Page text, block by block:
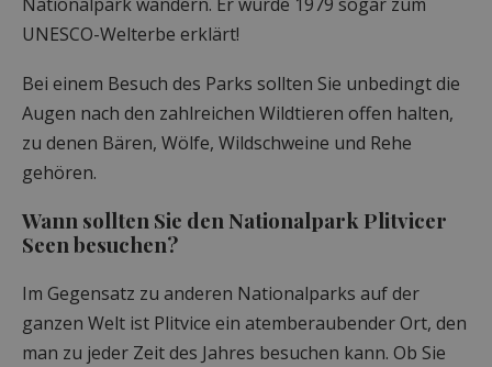
UNESCO-Welterbe erklärt!
Bei einem Besuch des Parks sollten Sie unbedingt die
Augen nach den zahlreichen Wildtieren offen halten,
zu denen Bären, Wölfe, Wildschweine und Rehe
gehören.
Wann sollten Sie den Nationalpark Plitvicer
Seen besuchen?
Im Gegensatz zu anderen Nationalparks auf der
ganzen Welt ist Plitvice ein atemberaubender Ort, den
man zu jeder Zeit des Jahres besuchen kann. Ob Sie